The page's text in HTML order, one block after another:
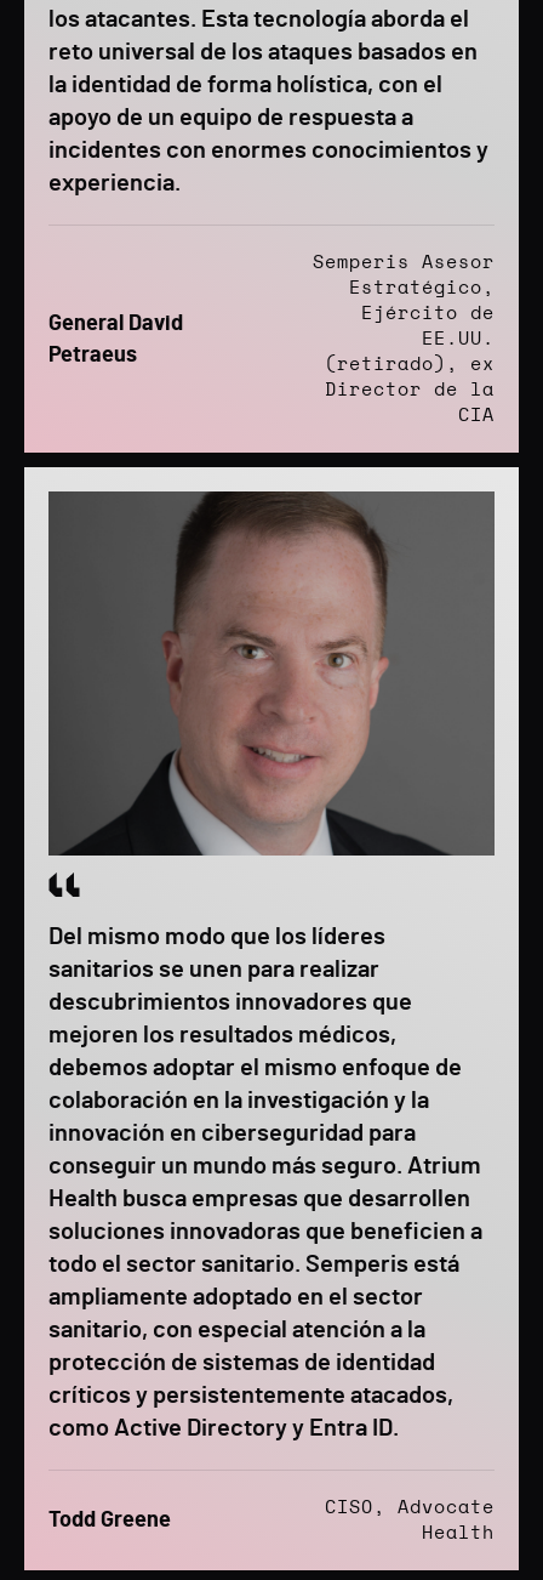
los atacantes. Esta tecnología aborda el
reto universal de los ataques basados en
la identidad de forma holística, con el
apoyo de un equipo de respuesta a
incidentes con enormes conocimientos y
experiencia.
General David
Petraeus
Semperis Asesor
Estratégico,
Ejército de
EE.UU.
(retirado), ex
Director de la
CIA
Del mismo modo que los líderes
sanitarios se unen para realizar
descubrimientos innovadores que
mejoren los resultados médicos,
debemos adoptar el mismo enfoque de
colaboración en la investigación y la
innovación en ciberseguridad para
conseguir un mundo más seguro. Atrium
Health busca empresas que desarrollen
soluciones innovadoras que beneficien a
todo el sector sanitario. Semperis está
ampliamente adoptado en el sector
sanitario, con especial atención a la
protección de sistemas de identidad
críticos y persistentemente atacados,
como Active Directory y Entra ID.
Todd Greene
CISO, Advocate
Health